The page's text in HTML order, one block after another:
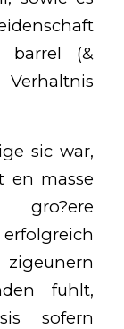
barrel (&
sic war,
en masse
gro?ere
fuhlt,
sofern